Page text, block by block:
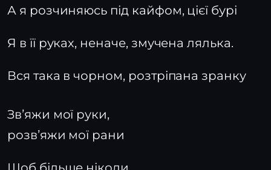
А я розчиняюсь під кайфом, цієї бурі
Я в її руках, неначе, змучена лялька.
Вся така в чорном, розтріпана зранку
Звʼяжи мої руки,
розвʼяжи мої рани